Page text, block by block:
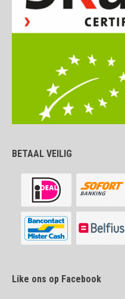
BETAAL VEILIG
Like ons op Facebook